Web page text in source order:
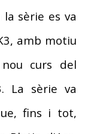
la sèrie es va
amb motiu
curs del
La sèrie va
fins i tot,